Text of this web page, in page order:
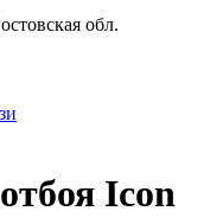
обл.
Icon